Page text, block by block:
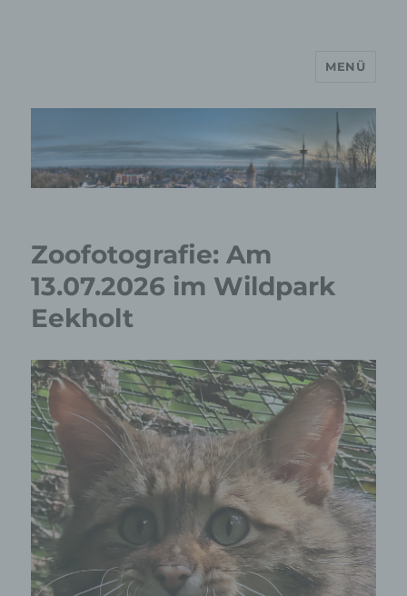
MP Mario Porten Beratung
Training Coaching
MENÜ
Zoofotografie: Am
13.07.2026 im Wildpark
Eekholt